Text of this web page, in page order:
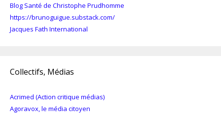
Blog Santé de Christophe Prudhomme
https://brunoguigue.substack.com/
Jacques Fath International
Collectifs, Médias
Acrimed (Action critique médias)
Agoravox, le média citoyen